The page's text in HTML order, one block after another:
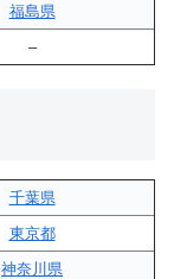
福島県
–
千葉県
東京都
神奈川県